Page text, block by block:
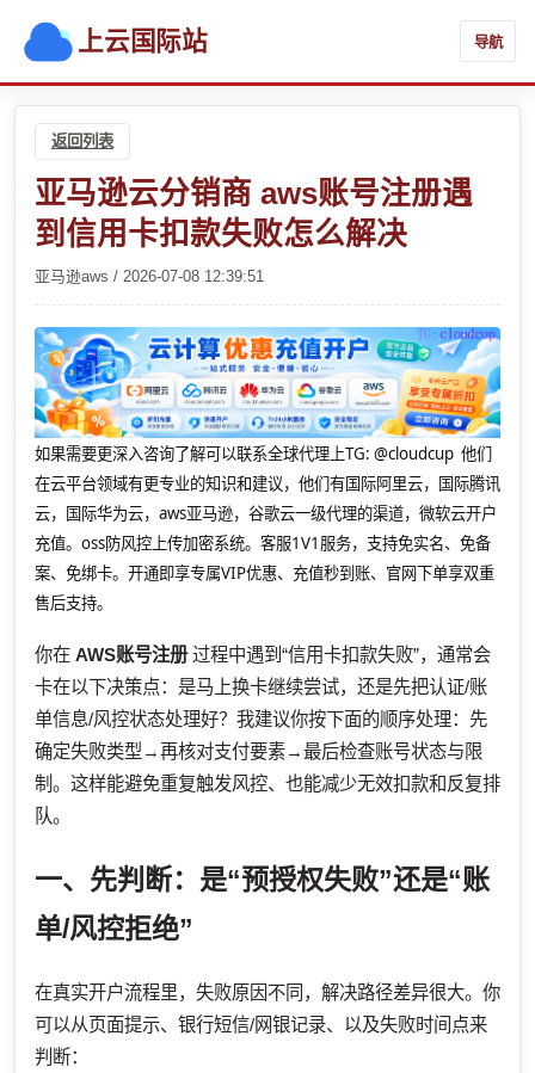
上云国际站 导航
返回列表
亚马逊云分销商 aws账号注册遇
到信用卡扣款失败怎么解决
亚马逊aws / 2026-07-08 12:39:51
如果需要更深入咨询了解可以联系全球代理上TG: @cloudcup 他们
在云平台领域有更专业的知识和建议，他们有国际阿里云，国际腾讯
云，国际华为云，aws亚马逊，谷歌云一级代理的渠道，微软云开户
充值。oss防风控上传加密系统。客服1V1服务，支持免实名、免备
案、免绑卡。开通即享专属VIP优惠、充值秒到账、官网下单享双重
售后支持。
你在 AWS账号注册过程中遇到“信用卡扣款失败”，通常会
卡在以下决策点：是马上换卡继续尝试，还是先把认证/账
单信息/风控状态处理好？我建议你按下面的顺序处理：先
确定失败类型→再核对支付要素→最后检查账号状态与限
制。这样能避免重复触发风控、也能减少无效扣款和反复排
队。
一、先判断：是“预授权失败”还是“账
单/风控拒绝”
在真实开户流程里，失败原因不同，解决路径差异很大。你
可以从页面提示、银行短信/网银记录、以及失败时间点来
判断：